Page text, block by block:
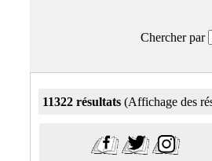
Chercher par
11322 résultats (Affichage des